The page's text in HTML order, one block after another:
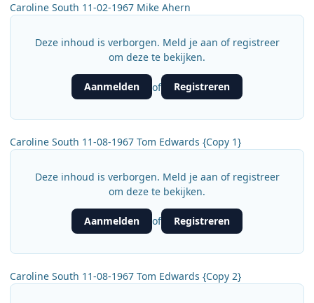
Caroline South 11-02-1967 Mike Ahern
Deze inhoud is verborgen. Meld je aan of registreer
om deze te bekijken.
Aanmelden of Registreren
Caroline South 11-08-1967 Tom Edwards {Copy 1}
Deze inhoud is verborgen. Meld je aan of registreer
om deze te bekijken.
Aanmelden of Registreren
Caroline South 11-08-1967 Tom Edwards {Copy 2}